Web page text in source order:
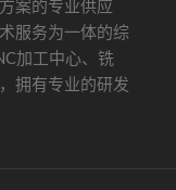
案的专业供应
服务为一体的综
加工中心、铣
拥有专业的研发